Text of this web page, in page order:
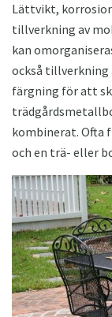
Lättvikt,
tillverkning av
kan
också tillverkning
färgning för att
kombinerat. Ofta
och en trä- eller